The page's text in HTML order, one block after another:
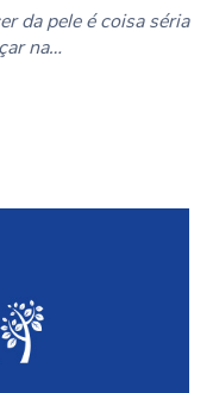
da pele é coisa séria
na…